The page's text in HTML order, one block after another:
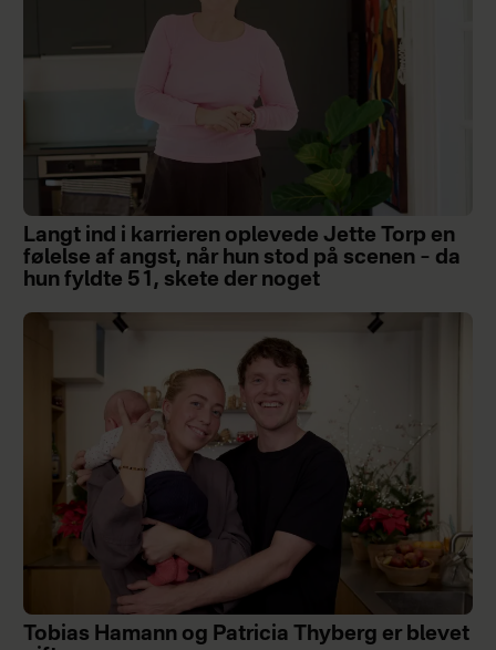
Langt ind i karrieren oplevede Jette Torp en
følelse af angst, når hun stod på scenen – da
hun fyldte 51, skete der noget
Tobias Hamann og Patricia Thyberg er blevet